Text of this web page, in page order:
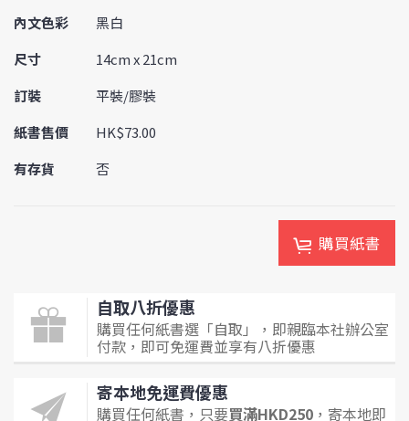
內文色彩
黑白
尺寸
14cm x 21cm
訂裝
平裝/膠裝
紙書售價
HK$73.00
有存貨
否
購買紙書
自取八折優惠
購買任何紙書選「自取」，即親臨本社辦公室
付款，即可免運費並享有八折優惠
寄本地免運費優惠
購買任何紙書，只要買滿HKD250 ，寄本地即